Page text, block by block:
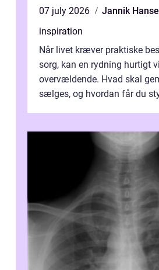
07 july 2026
Jannik
inspiration
Når livet kræver praktiske
sorg, kan en rydning hurtigt
overvældende. Hvad skal
sælges, og hvordan får du